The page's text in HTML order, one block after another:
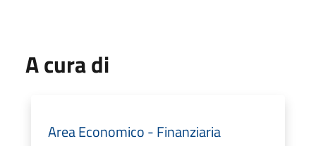
A cura di
Area Economico - Finanziaria